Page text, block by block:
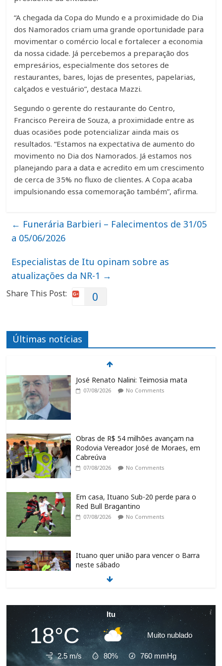
“A chegada da Copa do Mundo e a proximidade do Dia
dos Namorados criam uma grande oportunidade para
movimentar o comércio local e fortalecer a economia
da nossa cidade. Já percebemos a preparação dos
empresários, especialmente dos setores de
restaurantes, bares, lojas de presentes, papelarias,
calçados e vestuário”, destaca Mazzi.
Segundo o gerente do restaurante do Centro,
Francisco Pereira de Souza, a proximidade entre as
duas ocasiões pode potencializar ainda mais os
resultados. “Estamos na expectativa de aumento do
movimento no Dia dos Namorados. Já estamos nos
planejando para a data e acredito em um crescimento
de cerca de 35% no fluxo de clientes. A Copa acaba
impulsionando essa comemoração também”, afirma.
← Funerária Barbieri – Falecimentos de 31/05
a 05/06/2026
Especialistas de Itu opinam sobre as
atualizações da NR-1 →
Share This Post: 0
Últimas notícias
José Renato Nalini: Teimosia mata
07/08/2026 No Comments
Obras de R$ 54 milhões avançam na
Rodovia Vereador José de Moraes, em
Cabreúva
07/08/2026 No Comments
Em casa, Ituano Sub-20 perde para o
Red Bull Bragantino
07/08/2026 No Comments
Ituano quer união para vencer o Barra
neste sábado
07/08/2026
Feira + Itu acontece neste final de
semana na Praça do Carmo
07/08/2026 No Comments
Itu
18°C Muito nublado
2.5 m/s 80% 760 mmHg